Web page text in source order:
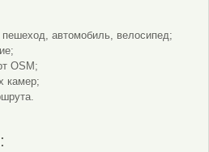
автомобиль, велосипед;
OSM;
камер;